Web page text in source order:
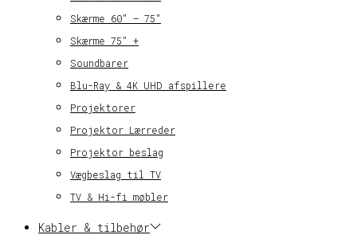
Skærme 60″ – 75″
Skærme 75″ +
Soundbarer
Blu-Ray & 4K UHD afspillere
Projektorer
Projektor Lærreder
Projektor beslag
Vægbeslag til TV
TV & Hi-fi møbler
Kabler & tilbehør